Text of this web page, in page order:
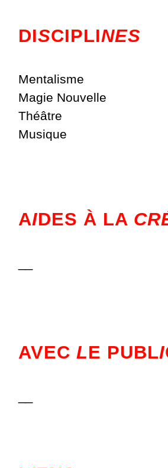
DISCIPLINES
Mentalisme
Magie Nouvelle
Théâtre
Musique
AIDES À LA
AVECLE PUBLI